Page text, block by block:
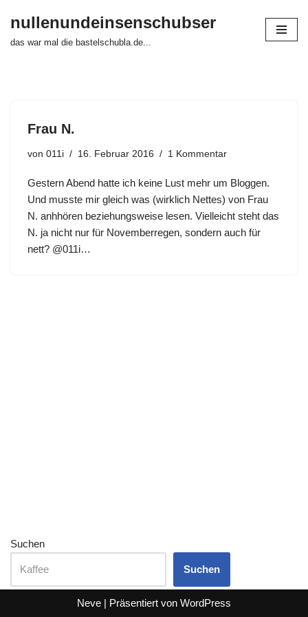
Zum
nullenundeinsenschubser
das war mal die bastelschubla.de...
Frau N.
von 011i 16. Februar 2016 1 Kommentar
Gestern Abend hatte ich keine Lust mehr um Bloggen.
Und musste mir gleich was (wirklich Nettes) von Frau
N. anhhören beziehungsweise lesen. Vielleicht steht das
N. ja nicht nur für Novemberregen, sondern auch für
nett? @011i…
Suchen
Suchen
Neve | Präsentiert von WordPress